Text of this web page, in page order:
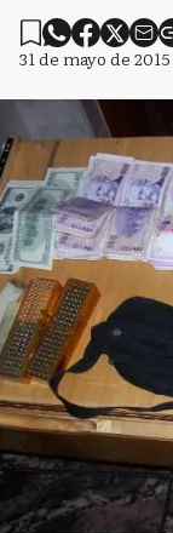
31 de mayo de